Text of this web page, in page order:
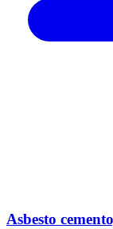
Asbesto